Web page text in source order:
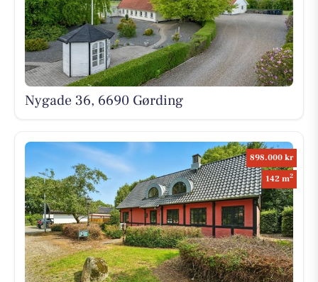
Nygade 36, 6690 Gørding
898.000 kr
142 m2